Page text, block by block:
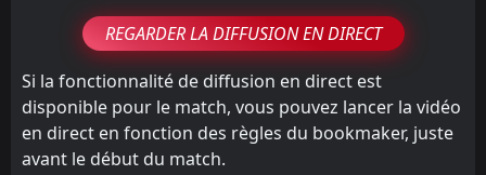
REGARDER LA DIFFUSION EN DIRECT
Si la fonctionnalité de diffusion en direct est
disponible pour le match, vous pouvez lancer la vidéo
en direct en fonction des règles du bookmaker, juste
avant le début du match.